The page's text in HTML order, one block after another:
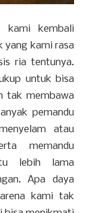
kami kembali
yang kami rasa
ria tentunya.
untuk bisa
tak membawa
pemandu
atau
memandu
lebih lama
Apa daya
kami tak